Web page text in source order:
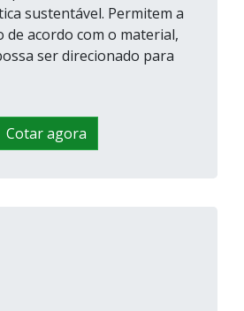
sustentável. Permitem a
de acordo com o material,
ser direcionado para
Cotar agora